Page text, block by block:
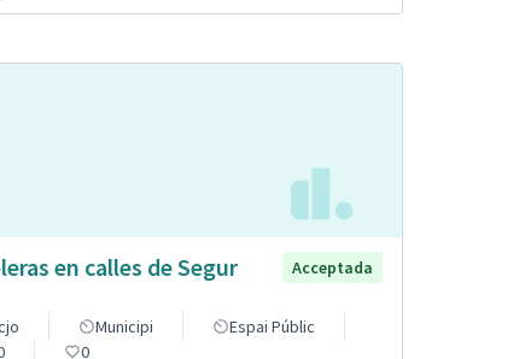
en calles de Segur Acceptada
Municipi
Espai Públic
0